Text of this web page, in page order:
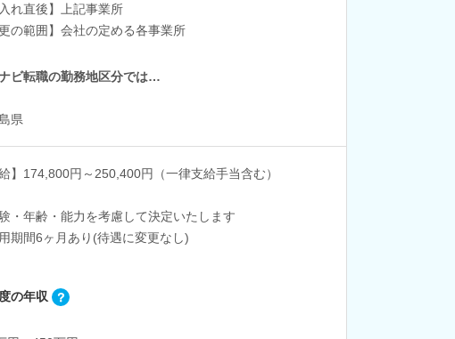
れ直後】上記事業所
の範囲】会社の定める各事業所
ビ転職の勤務地区分では…
県
】174,800円～250,400円（一律支給手当含む）
・年齢・能力を考慮して決定いたします
期間6ヶ月あり(待遇に変更なし)
の年収